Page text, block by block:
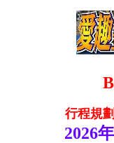
行程規
2026